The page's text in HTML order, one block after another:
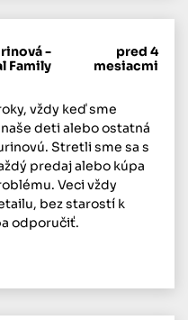
-
Family
pred 4
mesiacmi
vždy keď sme
deti alebo ostatná
Stretli sme sa s
predaj alebo kúpa
Veci vždy
bez starostí k
odporučiť.